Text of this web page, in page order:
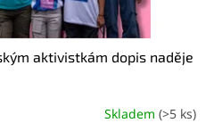
aktivistkám dopis naděje
Skladem (>5 ks)